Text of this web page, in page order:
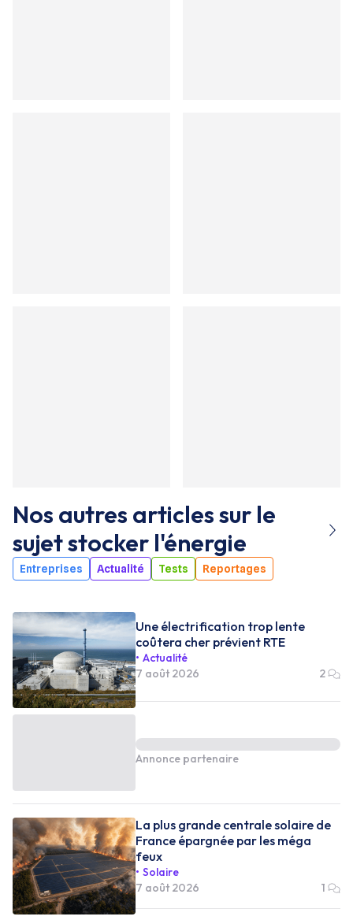
Nos autres articles sur le
sujetstocker l'énergie
Entreprises Actualité Tests Reportages
Une électrification trop lente
coûtera cher prévient RTE
Actualité
7 août 2026
2
Annonce partenaire
La plus grande centrale solaire de
France épargnée par les méga
feux
Solaire
7 août 2026
1